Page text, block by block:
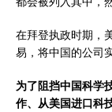
在拜登执政时期，
易，将中国的公司
为了阻挡中国科学
作、从美国进口科